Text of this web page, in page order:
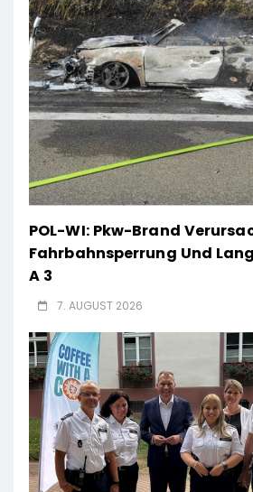
POL-WI: Pkw-Brand
Fahrbahnsperrung Und
A 3
7. AUGUST 2026